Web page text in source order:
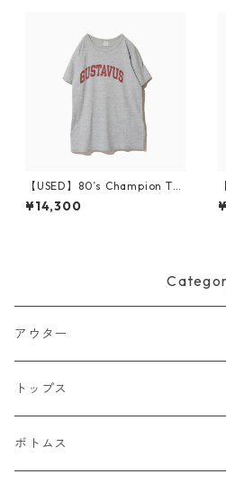
【USED】80’s Champion T-S
hirt GUSTAVUS L
¥14,300
アウター
ジャケット
デニムジャケット
ベスト
トップス
Tシャツ
ボトムス